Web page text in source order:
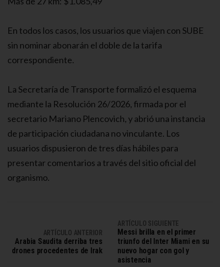
En todos los casos, los usuarios que viajen con SUBE
sin nominar abonarán el doble de la tarifa
correspondiente.
La Secretaría de Transporte formalizó el esquema
mediante la Resolución 26/2026, firmada por el
secretario Mariano Plencovich, y abrió una instancia
de participación ciudadana no vinculante. Los
usuarios dispusieron de tres días hábiles para
presentar comentarios a través del sitio oficial del
organismo.
ARTÍCULO ANTERIOR
Arabia Saudita derriba tres
drones procedentes de Irak
ARTÍCULO SIGUIENTE
Messi brilla en el primer
triunfo del Inter Miami en su
nuevo hogar con gol y
asistencia